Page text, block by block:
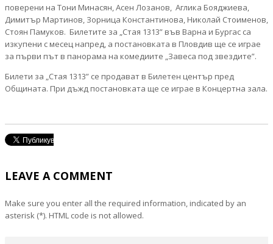
поверени на Тони Минасян, Асен Лозанов, Аглика Бояджиева,
Димитър Мартинов, Зорница Константинова, Николай Стоименов,
Стоян Памуков. Билетите за „Стая 1313” във Варна и Бургас са
изкупени с месец напред, а постановката в Пловдив ще се играе
за първи път в панорама на комедиите „Завеса под звездите”.
Билети за „Стая 1313” се продават в Билетен център пред
Общината. При дъжд постановката ще се играе в Концертна зала.
LEAVE A COMMENT
Make sure you enter all the required information, indicated by an
asterisk (*). HTML code is not allowed.